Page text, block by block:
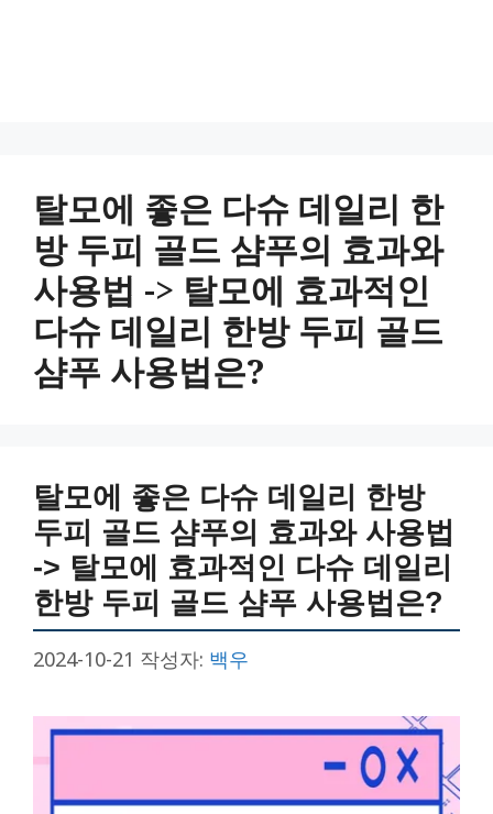
탈모에 좋은 다슈 데일리 한
방 두피 골드 샴푸의 효과와
사용법 -> 탈모에 효과적인
다슈 데일리 한방 두피 골드
샴푸 사용법은?
탈모에 좋은 다슈 데일리 한방
두피 골드 샴푸의 효과와 사용법
-> 탈모에 효과적인 다슈 데일리
한방 두피 골드 샴푸 사용법은?
2024-10-21 작성자: 백우